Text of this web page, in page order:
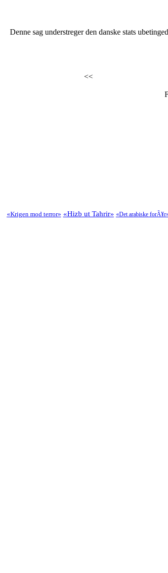
Denne sag understreger den danske stats
<<
«Krigen mod terror» «Hizb ut Tahrir» «Det arabiske